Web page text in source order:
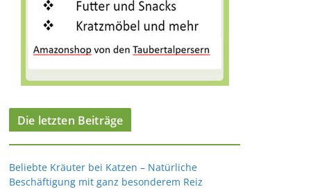
Die letzten Beiträge
Beliebte Kräuter bei Katzen – Natürliche
Beschäftigung mit ganz besonderem Reiz